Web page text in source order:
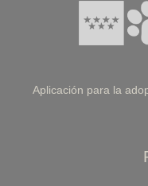
Aplicación para la